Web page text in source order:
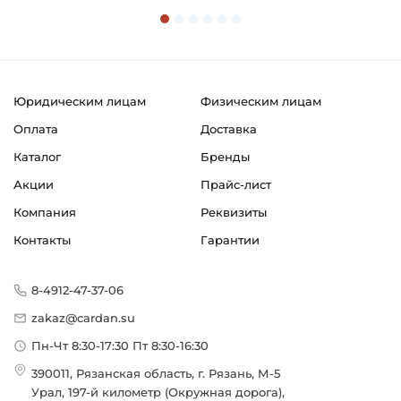
Подшипниковые узлы в сборе типа Y
Юридическим лицам
Физическим лицам
Оплата
Доставка
Каталог
Бренды
Акции
Прайс-лист
Компания
Реквизиты
Контакты
Гарантии
8-4912-47-37-06
zakaz@cardan.su
Пн-Чт 8:30-17:30 Пт 8:30-16:30
390011, Рязанская область, г. Рязань, М-5
Урал, 197-й километр (Окружная дорога),